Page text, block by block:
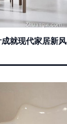
就现代家居新风